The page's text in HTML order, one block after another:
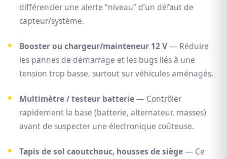
différencier une alerte “niveau” d’un défaut de
capteur/système.
Booster ou chargeur/mainteneur 12 V— Réduire
les pannes de démarrage et les bugs liés à une
tension trop basse, surtout sur véhicules aménagés.
Multimètre / testeur batterie— Contrôler
rapidement la base (batterie, alternateur, masses)
avant de suspecter une électronique coûteuse.
Tapis de sol caoutchouc, housses de siège— Ce